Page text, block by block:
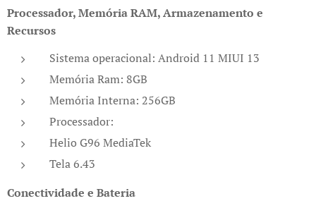
Processador, Memória RAM, Armazenamento e
Recursos
Sistema operacional: Android 11 MIUI 13
Memória Ram: 8GB
Memória Interna: 256GB
Processador:
Helio G96 MediaTek
Tela 6.43
Conectividade e Bateria